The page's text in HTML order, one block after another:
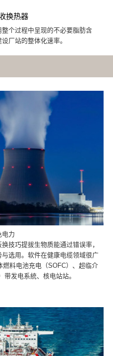
换热器
个过程中呈现的不必要脂肪含
厂站的整体化速率。
电力
技巧提拔生物质能通过错误率，
选用。软件在健康电缆领域很广
料电池充电（SOFC）、超临介
带发电系統、核电站站。